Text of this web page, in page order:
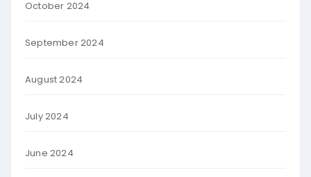
October 2024
September 2024
August 2024
July 2024
June 2024